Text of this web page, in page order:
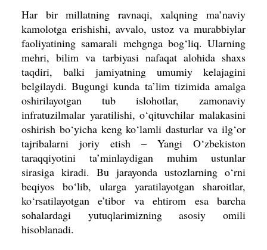
Har bir millatning ravnaqi, xalqning ma’naviy
kamolotga erishishi, avvalo, ustoz va murabbiylar
faoliyatining samarali mehgnga bog‘liq. Ularning
mehri, bilim va tarbiyasi nafaqat alohida shaxs
taqdiri, balki jamiyatning umumiy kelajagini
belgilaydi. Bugungi kunda ta’lim tizimida amalga
oshirilayotgan tub islohotlar, zamonaviy
infratuzilmalar yaratilishi, o‘qituvchilar malakasini
oshirish bo‘yicha keng ko‘lamli dasturlar va ilg‘or
tajribalarni joriy etish – Yangi O‘zbekiston
taraqqiyotini ta’minlaydigan muhim ustunlar
sirasiga kiradi. Bu jarayonda ustozlarning o‘rni
beqiyos bo‘lib, ularga yaratilayotgan sharoitlar,
ko‘rsatilayotgan e’tibor va ehtirom esa barcha
sohalardagi yutuqlarimizning asosiy omili
hisoblanadi.